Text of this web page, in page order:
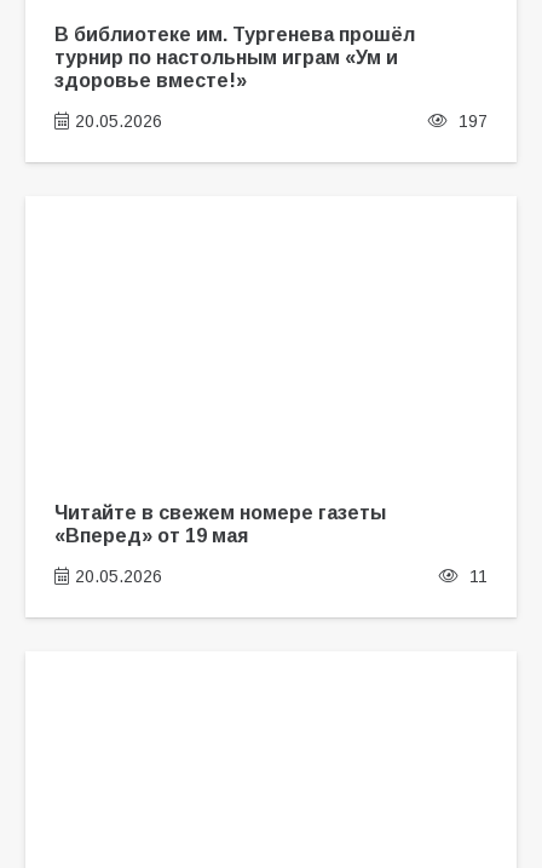
В библиотеке им. Тургенева прошёл
турнир по настольным играм «Ум и
здоровье вместе!»
20.05.2026 197
Читайте в свежем номере газеты
«Вперед» от 19 мая
20.05.2026 11